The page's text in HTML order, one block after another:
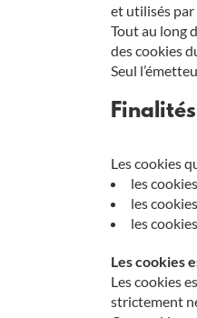
et utilisés
Tout au long
des cookies
Seul
Les cookies
les
les
les
Les cookies
Les cookies
strictement